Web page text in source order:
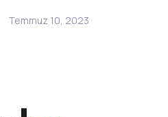
Temmuz 10, 2023